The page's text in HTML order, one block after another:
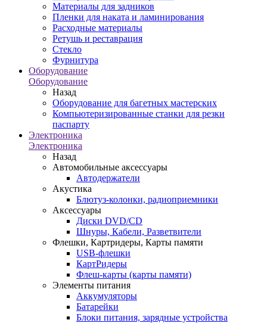
Материалы для задников
Пленки для наката и ламинирования
Расходные материалы
Ретушь и реставрация
Стекло
Фурнитура
Оборудование
Оборудование
Назад
Оборудование для багетных мастерских
Компьютеризированные станки для резки
паспарту
Электроника
Электроника
Назад
Автомобильные аксессуары
Автодержатели
Акустика
Блютуз-колонки, радиоприемники
Аксессуары
Диски DVD/CD
Шнуры, Кабели, Разветвители
Флешки, Картридеры, Карты памяти
USB-флешки
КартРидеры
Флеш-карты (карты памяти)
Элементы питания
Аккумуляторы
Батарейки
Блоки питания, зарядные устройства